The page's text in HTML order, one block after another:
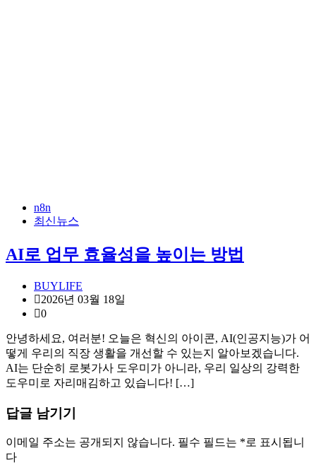
n8n
최신뉴스
AI로 업무 효율성을 높이는 방법
BUYLIFE
2026년 03월 18일
0
안녕하세요, 여러분! 오늘은 혁신의 아이콘, AI(인공지능)가 어
떻게 우리의 직장 생활을 개선할 수 있는지 알아보겠습니다.
AI는 단순히 로봇가사 도우미가 아니라, 우리 일상의 강력한
도우미로 자리매김하고 있습니다! […]
답글 남기기
이메일 주소는 공개되지 않습니다. 필수 필드는 *로 표시됩니
다